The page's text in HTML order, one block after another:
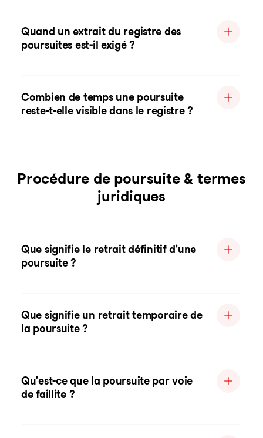
Quand un extrait du registre des
poursuites est-il exigé ?
Combien de temps une poursuite
reste-t-elle visible dans le registre ?
Procédure de poursuite & termes
juridiques
Que signifie le retrait définitif d'une
poursuite ?
Que signifie un retrait temporaire de
la poursuite ?
Qu'est-ce que la poursuite par voie
de faillite ?